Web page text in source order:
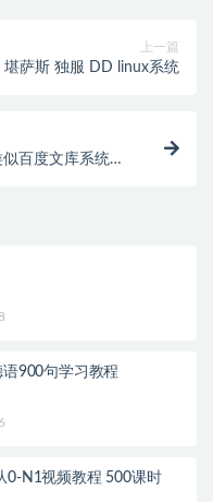
上一篇
堪萨斯 独服 DD linux系统
似百度文库系统—
900句学习教程
0-N1视频教程 500课时